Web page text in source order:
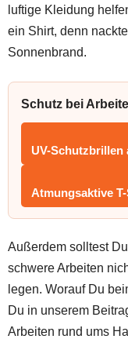
luftige Kleidung
ein Shirt, denn
Sonnenbrand.
Schutz bei
UV-Schutzbrillen
Atmungsaktive
Außerdem solltest
schwere Arbeiten
legen. Worauf Du
Du in unserem
Arbeiten rund ums